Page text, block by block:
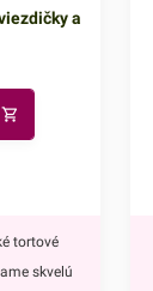
a
tortové
skvelú